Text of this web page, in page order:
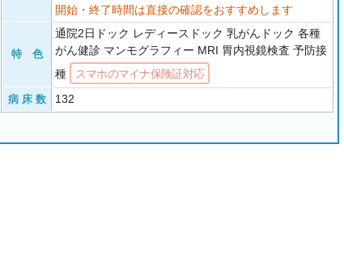
開始・終了時間は直接の確認をおすすめします
特 色
通院2日ドック レディースドック 乳がんドック 各種
がん健診 マンモグラフィー MRI 胃内視鏡検査 予防接
種
スマホのマイナ保険証対応
病 床 数 132